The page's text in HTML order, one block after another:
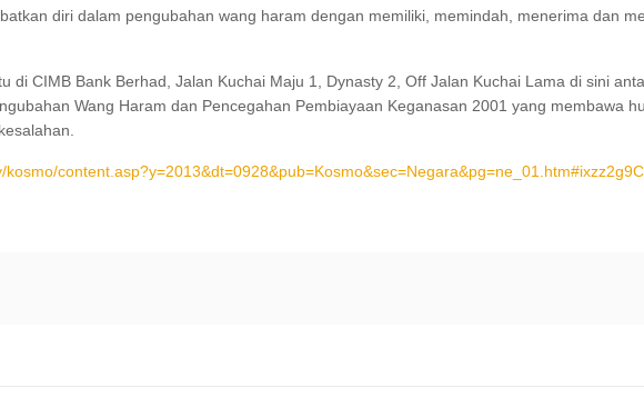
diri dalam pengubahan wang haram dengan memiliki, memindah, menerima dan
di CIMB Bank Berhad, Jalan Kuchai Maju 1, Dynasty 2, Off Jalan Kuchai Lama di sini
Wang Haram dan Pencegahan Pembiayaan Keganasan 2001 yang membawa
kosmo/